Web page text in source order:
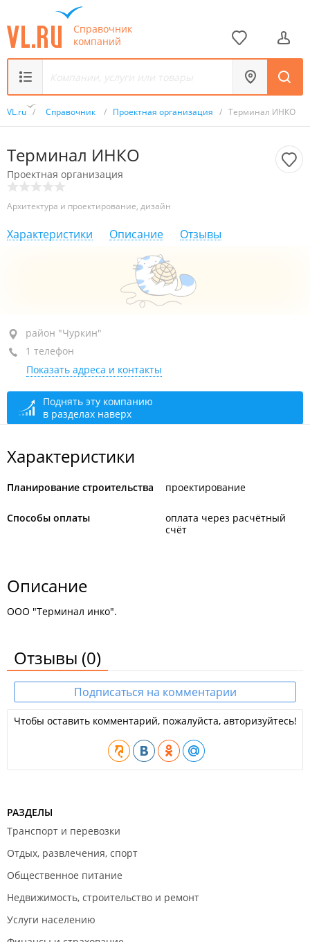
Справочник
компаний
VL.ru / Справочник / Проектная организация / Терминал ИНКО
Терминал ИНКО
Проектная организация
Архитектура и проектирование, дизайн
Характеристики Описание Отзывы
район "Чуркин", ул. Херсонская, 5
+7 (423) 249-97-16
сегодня закрыто
район "Чуркин"
1 телефон
Показать адреса и контакты
Поднять эту компанию
в разделах наверх
Характеристики
Планирование строительства проектирование
Способы оплаты
оплата через расчётный
счёт
Описание
ООО "Терминал инко".
Отзывы (0)
Подписаться на комментарии
Чтобы оставить комментарий, пожалуйста, авторизуйтесь!
РАЗДЕЛЫ
Транспорт и перевозки
Отдых, развлечения, спорт
Общественное питание
Недвижимость, строительство и ремонт
Услуги населению